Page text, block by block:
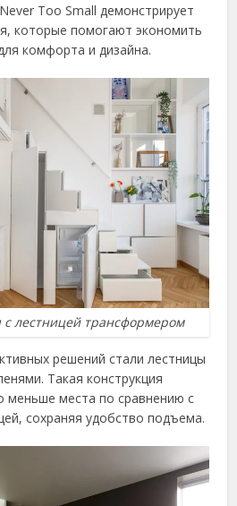
Too Small демонстрирует
которые помогают экономить
комфорта и дизайна.
с лестницей трансформером
решений стали лестницы
Такая конструкция
меньше места по сравнению с
сохраняя удобство подъема.